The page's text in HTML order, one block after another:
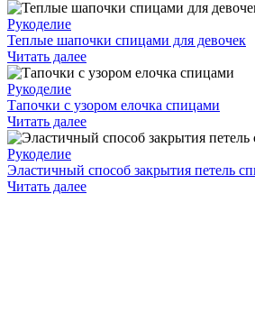
Рукоделие
Теплые шапочки спицами для девочек
Читать далее
Рукоделие
Тапочки с узором елочка спицами
Читать далее
Рукоделие
Эластичный способ закрытия петель
Читать далее